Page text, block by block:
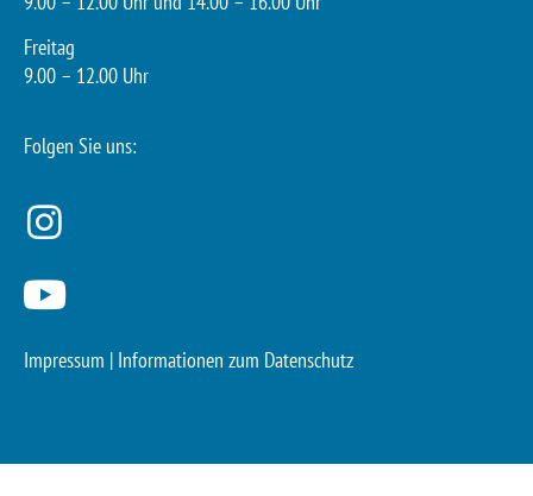
Freitag
9.00 – 12.00 Uhr
Folgen Sie uns:
Impressum | Informationen zum Datenschutz